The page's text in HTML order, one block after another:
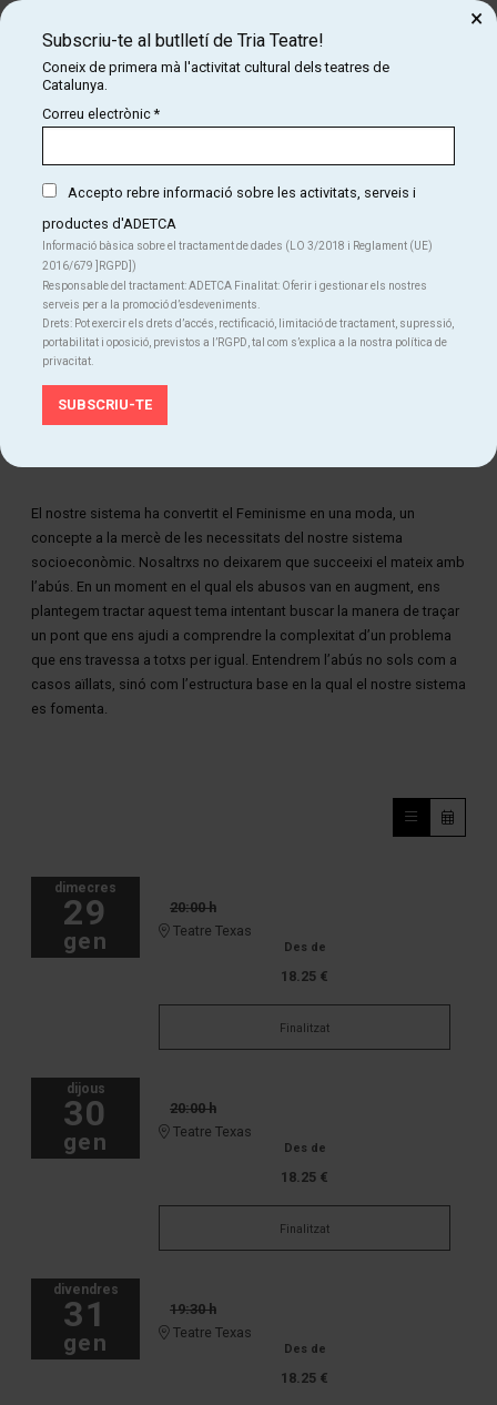
Fotografies: Luz Soria
El nostre sistema ha convertit el Feminisme en una moda, un
concepte a la mercè de les necessitats del nostre sistema
socioeconòmic. Nosaltrxs no deixarem que succeeixi el mateix amb
l’abús. En un moment en el qual els abusos van en augment, ens
plantegem tractar aquest tema intentant buscar la manera de traçar
un pont que ens ajudi a comprendre la complexitat d’un problema
que ens travessa a totxs per igual. Entendrem l’abús no sols com a
casos aïllats, sinó com l’estructura base en la qual el nostre sistema
es fomenta.
dimecres
29
gen
20:00 h
Teatre Texas
Des de
18.25 €
Finalitzat
dijous
30
gen
20:00 h
Teatre Texas
Des de
18.25 €
Finalitzat
divendres
31
gen
19:30 h
Teatre Texas
Des de
18.25 €
Subscriu-te al butlletí de Tria Teatre!
Coneix de primera mà l'activitat cultural dels teatres de
Catalunya.
Correu electrònic*
Accepto rebre informació sobre les activitats, serveis i
productes d'ADETCA
Informació bàsica sobre el tractament de dades (LO 3/2018 i Reglament (UE)
2016/679 ]RGPD])
Responsable del tractament: ADETCA Finalitat: Oferir i gestionar els nostres
serveis per a la promoció d’esdeveniments.
Drets: Pot exercir els drets d’accés, rectificació, limitació de tractament, supressió,
portabilitat i oposició, previstos a l’RGPD, tal com s’explica a la nostra política de
privacitat.
×